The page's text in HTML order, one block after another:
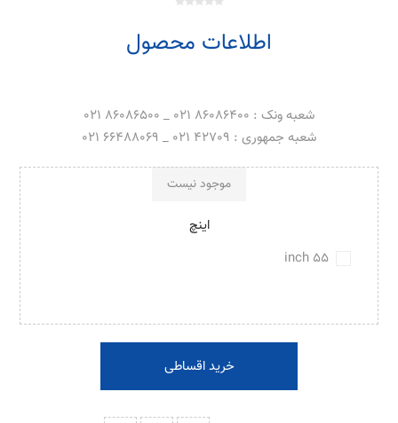
اطلاعات محصول
شعبه ونک : 86086400 021 _ 86086500 021
شعبه جمهوری : 42709 021 _ 66488069 021
اینچ
55 inch
موجود نیست
خرید اقساطی